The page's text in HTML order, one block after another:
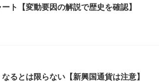
ト【変動要因の解説で歴史を確認】
るとは限らない【新興国通貨は注意】